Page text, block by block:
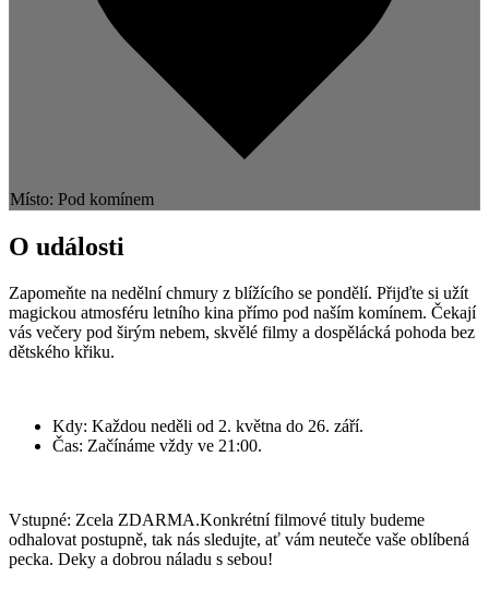
Místo: Pod komínem
O události
Zapomeňte na nedělní chmury z blížícího se pondělí. Přijďte si užít
magickou atmosféru letního kina přímo pod naším komínem. Čekají
vás večery pod širým nebem, skvělé filmy a dospělácká pohoda bez
dětského křiku.
Kdy: Každou neděli od 2. května do 26. září.
Čas: Začínáme vždy ve 21:00.
Vstupné: Zcela ZDARMA.Konkrétní filmové tituly budeme
odhalovat postupně, tak nás sledujte, ať vám neuteče vaše oblíbená
pecka. Deky a dobrou náladu s sebou!